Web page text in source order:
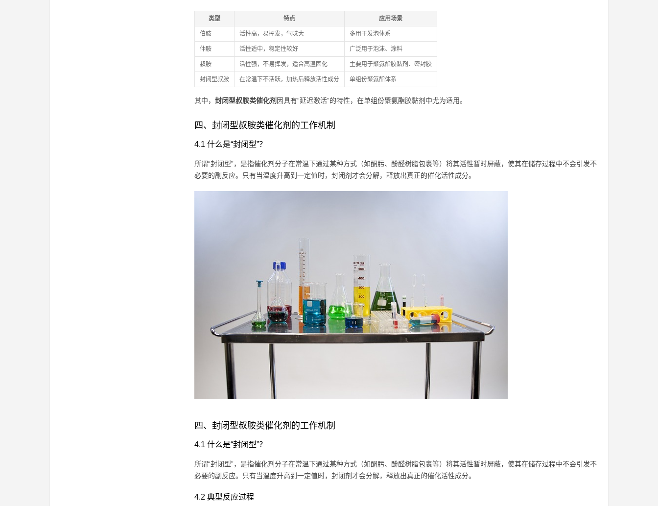
类型 特点 应用场景
伯胺 活性高，易挥发，气味大 多用于发泡体系
仲胺 活性适中，稳定性较好 广泛用于泡沫、涂料
叔胺 活性强，不易挥发，适合高温固化 主要用于聚氨酯胶黏剂、密封胶
封闭型叔胺 在常温下不活跃，加热后释放活性成分 单组份聚氨酯体系
其中， 封闭型叔胺类催化剂 因具有“延迟激活”的特性，在单组份聚氨酯胶黏剂中尤为适用。
四、封闭型叔胺类催化剂的工作机制
4.1 什么是“封闭型”？
所谓“封闭型”，是指催化剂分子在常温下通过某种方式（如酮肟、酚醛树脂包裹等）将其活性暂时屏蔽，使其在储存过程中不会引发不
必要的副反应。只有当温度升高到一定值时，封闭剂才会分解，释放出真正的催化活性成分。
四、封闭型叔胺类催化剂的工作机制
4.1 什么是“封闭型”？
所谓“封闭型”，是指催化剂分子在常温下通过某种方式（如酮肟、酚醛树脂包裹等）将其活性暂时屏蔽，使其在储存过程中不会引发不
必要的副反应。只有当温度升高到一定值时，封闭剂才会分解，释放出真正的催化活性成分。
4.2 典型反应过程